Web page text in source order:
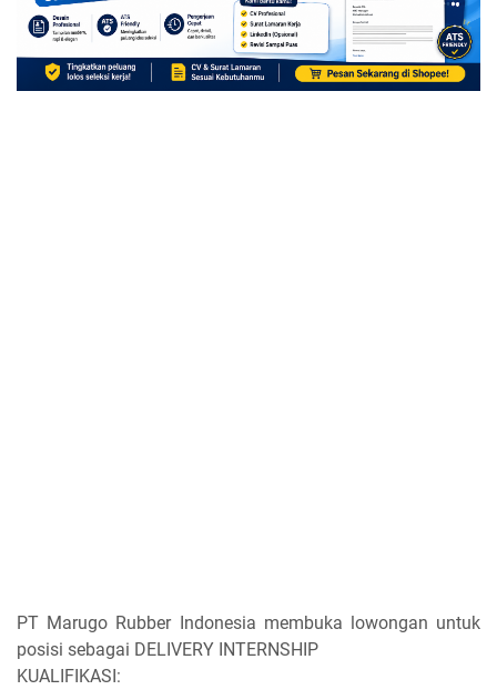
PT Marugo Rubber Indonesia membuka lowongan untuk
posisi sebagai DELIVERY INTERNSHIP
KUALIFIKASI: